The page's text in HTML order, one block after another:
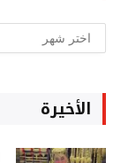
ارشيف
غربة
الأخيرة